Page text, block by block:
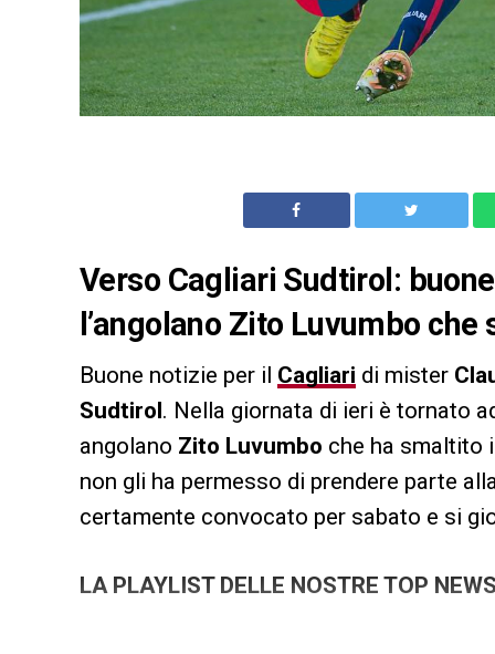
Verso Cagliari Sudtirol:
l’angolano Zito Luvumbo
Buone notizie per il Cagliari di mister
Sudtirol. Nella giornata di ieri è tornato
angolano Zito Luvumbo che ha smaltito
non gli ha permesso di prendere parte
certamente convocato per sabato e si
LA PLAYLIST DELLE NOSTRE TOP